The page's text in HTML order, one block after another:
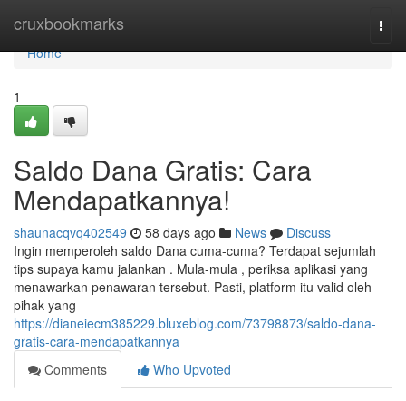
cruxbookmarks
Home
Home
1
Saldo Dana Gratis: Cara
Mendapatkannya!
shaunacqvq402549 58 days ago News
Discuss
Ingin memperoleh saldo Dana cuma-cuma? Terdapat sejumlah
tips supaya kamu jalankan . Mula-mula , periksa aplikasi yang
menawarkan penawaran tersebut. Pasti, platform itu valid oleh
pihak yang
https://dianeiecm385229.bluxeblog.com/73798873/saldo-dana-
gratis-cara-mendapatkannya
Comments
Who Upvoted